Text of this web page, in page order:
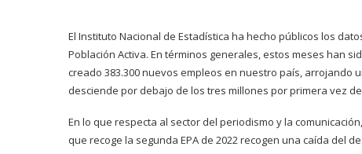
El Instituto Nacional de Estadística ha hecho públicos los
Población Activa. En términos generales, estos meses han
creado 383.300 nuevos empleos en nuestro país, arrojando
desciende por debajo de los tres millones por primera vez
En lo que respecta al sector del periodismo y la
que recoge la segunda EPA de 2022 recogen una caída del